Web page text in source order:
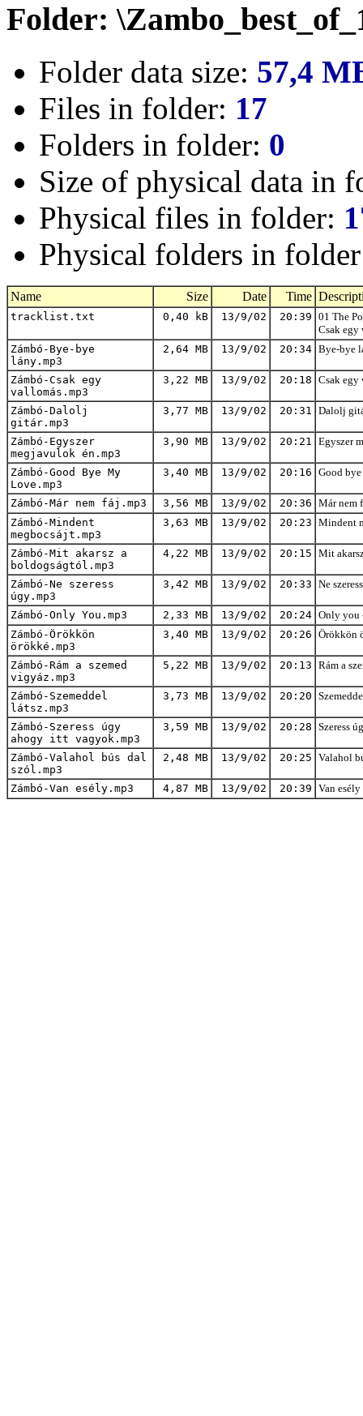
Folder:
Folder data size: 57,4
Files in folder: 17
Folders in folder: 0
Size of physical data in
Physical files in folder:
Physical folders in
Name Size Date Time
tracklist.txt 0,40 kB 13/9/02 20:39 01 The
Csak egy
Zámbó-Bye-bye
lány.mp3
2,64 MB 13/9/02 20:34 Bye-bye
Zámbó-Csak egy
vallomás.mp3
3,22 MB 13/9/02 20:18 Csak egy
Zámbó-Dalolj
gitár.mp3
3,77 MB 13/9/02 20:31 Dalolj
Zámbó-Egyszer
megjavulok én.mp3
3,90 MB 13/9/02 20:21 Egyszer
Zámbó-Good Bye My
Love.mp3
3,40 MB 13/9/02 20:16 Good
Zámbó-Már nem fáj.mp3 3,56 MB 13/9/02 20:36 Már nem
Zámbó-Mindent
megbocsájt.mp3
3,63 MB 13/9/02 20:23 Mindent
Zámbó-Mit akarsz a
boldogságtól.mp3
4,22 MB 13/9/02 20:15 Mit
Zámbó-Ne szeress
úgy.mp3
3,42 MB 13/9/02 20:33 Ne
Zámbó-Only You.mp3 2,33 MB 13/9/02 20:24 Only you
Zámbó-Örökkön
örökké.mp3
3,40 MB 13/9/02 20:26 Örökkön
Zámbó-Rám a szemed
vigyáz.mp3
5,22 MB 13/9/02 20:13 Rám a
Zámbó-Szemeddel
látsz.mp3
3,73 MB 13/9/02 20:20
Zámbó-Szeress úgy
ahogy itt vagyok.mp3
3,59 MB 13/9/02 20:28 Szeress
Zámbó-Valahol bús dal
szól.mp3
2,48 MB 13/9/02 20:25 Valahol
Zámbó-Van esély.mp3 4,87 MB 13/9/02 20:39 Van